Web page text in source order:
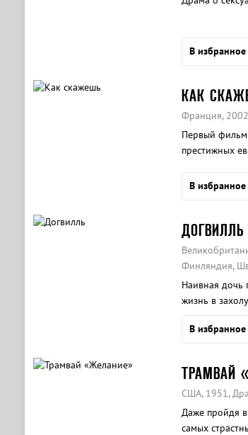
В избранное
КАК
Франция,
Первый
престижных
В избранное
ДОГВИЛЛЬ
Финляндия,
Наивная дочь
жизнь в
В избранное
ТРАМВАЙ
США, 1951,
Даже пройдя в
самых